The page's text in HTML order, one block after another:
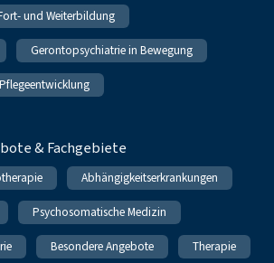
und Weiterbildung
Gerontopsychiatrie in Bewegung
Pflegeentwicklung
& Fachgebiete
Abhängigkeitserkrankungen
Psychosomatische Medizin
Besondere Angebote Therapie